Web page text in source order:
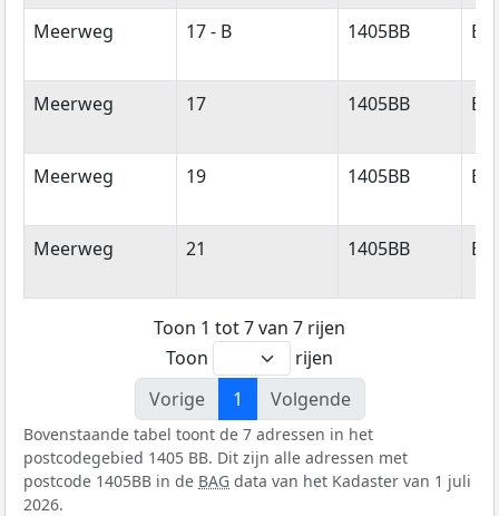
Meerweg
17 - B 1405BB
Meerweg 17 1405BB
Meerweg 19 1405BB
Meerweg 21 1405BB
Toon 1 tot 7 van 7 rijen
Toon
rijen
Vorige
1 Volgende
Bovenstaande tabel toont de 7 adressen in het
postcodegebied 1405 BB. Dit zijn alle adressen met
postcode 1405BB in de BAG data van het Kadaster van 1 juli
2026.